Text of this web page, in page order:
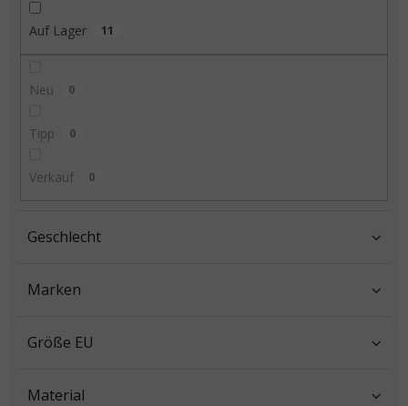
Auf Lager 11
Neu 0
Tipp 0
Verkauf 0
Marken
Größe EU
Geschlecht
Material